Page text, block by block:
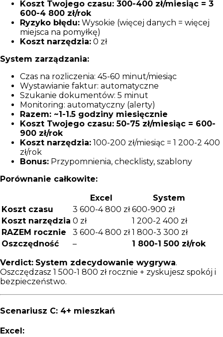
Koszt Twojego czasu: 300-400 zł/miesiąc = 3
600-4 800 zł/rok
Ryzyko błędu: Wysokie (więcej danych = więcej
miejsca na pomyłkę)
Koszt narzędzia: 0 zł
System zarządzania:
Czas na rozliczenia: 45-60 minut/miesiąc
Wystawianie faktur: automatyczne
Szukanie dokumentów: 5 minut
Monitoring: automatyczny (alerty)
Razem: ~1-1.5 godziny miesięcznie
Koszt Twojego czasu: 50-75 zł/miesiąc = 600-
900 zł/rok
Koszt narzędzia: 100-200 zł/miesiąc = 1 200-2 400
zł/rok
Bonus: Przypomnienia, checklisty, szablony
Porównanie całkowite:
Excel
System
Koszt czasu
3 600-4 800 zł 600-900 zł
Koszt narzędzia 0 zł
1 200-2 400 zł
RAZEM rocznie
3 600-4 800 zł 1 800-3 300 zł
Oszczędność
–
1 800-1 500 zł/rok
Verdict: System zdecydowanie wygrywa.
Oszczędzasz 1 500-1 800 zł rocznie + zyskujesz spokój i
bezpieczeństwo.
Scenariusz C: 4+ mieszkań
Excel: